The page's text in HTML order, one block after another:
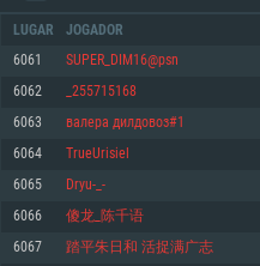
Mínimo
Mínimo
Mínimo
LUGAR JOGADOR
6061 SUPER_DIM16@psn
6062 _255715168
6063 валера дилдовоз#1
6064 TrueUrisiel
6065 Dryu-_-
6066 傻龙_陈千语
6067 踏平朱日和 活捉满广志